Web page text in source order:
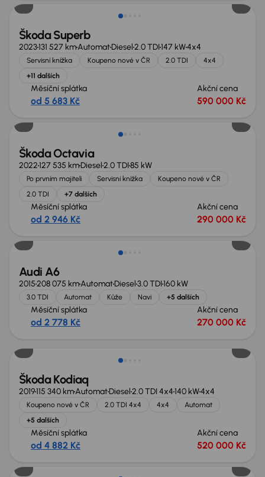
Škoda Superb
2023131 527 kmAutomatDiesel2.0 TDI147 kW4x4
Servisní knížka Koupeno nové v ČR 2.0 TDI
4x4
+11 dalších
Měsíční splátka
od 5 683 Kč
Akční cena
590 000 Kč
Extra sleva 18 500 Kč
Škoda Octavia
2022127 535 kmDiesel2.0 TDI85 kW
Po prvním majiteli Servisní knížka
Koupeno nové v ČR
2.0 TDI
+7 dalších
Měsíční splátka
od 2 946 Kč
Akční cena
290 000 Kč
Zlevněno o 10 000 Kč
Audi A6
2015208 075 kmAutomatDiesel3.0 TDI160 kW
3.0 TDI Automat Kůže Navi +5 dalších
Měsíční splátka
od 2 778 Kč
Akční cena
270 000 Kč
Škoda Kodiaq
2019115 340 kmAutomatDiesel2.0 TDI 4x4140 kW4x4
Koupeno nové v ČR 2.0 TDI 4x4 4x4
Automat
+5 dalších
Měsíční splátka
od 4 882 Kč
Akční cena
520 000 Kč